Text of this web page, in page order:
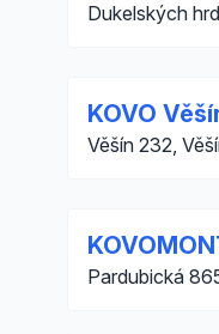
Dukelských
KOVO
Věšín 232,
Pardubická